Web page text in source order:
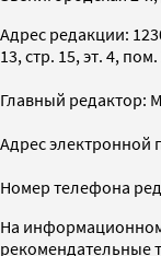
Адрес редакции:
13, стр. 15, эт. 4, пом.
Главный редактор:
Адрес электронной
Номер телефона
На
рекомендательные